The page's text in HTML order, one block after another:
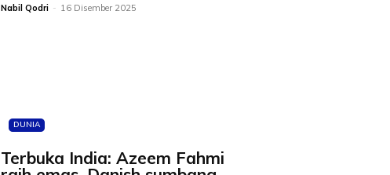
Nabil Qodri - 16 Disember 2025
DUNIA
Terbuka India: Azeem Fahmi